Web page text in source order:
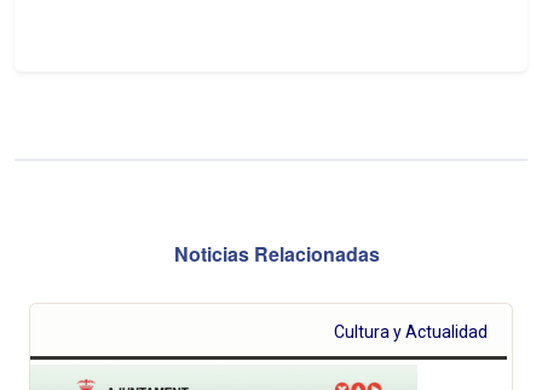
Noticias Relacionadas
Cultura y Actualidad